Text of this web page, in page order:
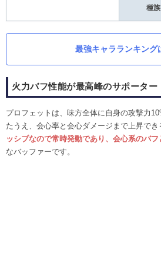
種族
最強キャラランキング
火力バフ性能が最高峰のサポーター
プロフェットは、味方全体に自身の攻撃力
たうえ、会心率と会心ダメージまで上昇でき
ッシブなので常時発動であり、会心系のバフ
なバッファーです。